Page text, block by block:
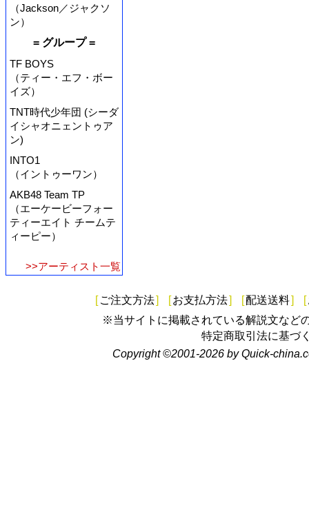
（Jackson／ジャクソ
ン）
= グループ =
TF BOYS
（ティー・エフ・ボー
イズ）
TNT時代少年団 (シーダ
イシャオニェントゥア
ン)
INTO1
（イントゥーワン）
AKB48 Team TP
（エーケービーフォー
ティーエイト チームテ
ィーピー）
>>アーティスト一覧
[ ご注文方法] [お支払方法] [配送送料] [
※当サイトに掲載されている解説文など
特定商取引法に基づ
Copyright ©2001-2026 by Quick-